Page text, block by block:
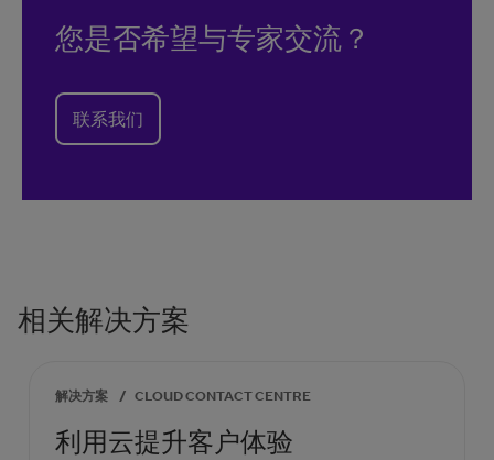
您是否希望与专家交流？
联系我们
相关解决方案
解决方案 / CLOUD CONTACT CENTRE
利用云提升客户体验